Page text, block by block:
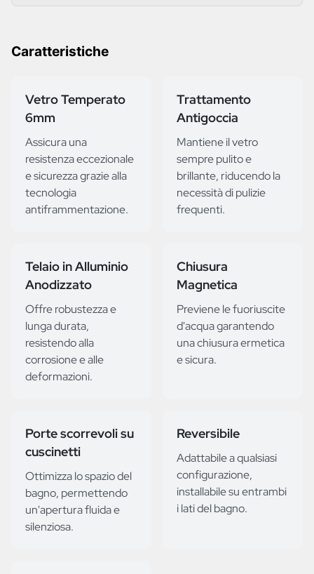
Caratteristiche
Vetro Temperato
6mm
Assicura una
resistenza eccezionale
e sicurezza grazie alla
tecnologia
antiframmentazione.
Trattamento
Antigoccia
Mantiene il vetro
sempre pulito e
brillante, riducendo la
necessità di pulizie
frequenti.
Telaio in Alluminio
Anodizzato
Offre robustezza e
lunga durata,
resistendo alla
corrosione e alle
deformazioni.
Chiusura
Magnetica
Previene le fuoriuscite
d'acqua garantendo
una chiusura ermetica
e sicura.
Porte scorrevoli su
cuscinetti
Ottimizza lo spazio del
bagno, permettendo
un'apertura fluida e
silenziosa.
Reversibile
Adattabile a qualsiasi
configurazione,
installabile su entrambi
i lati del bagno.